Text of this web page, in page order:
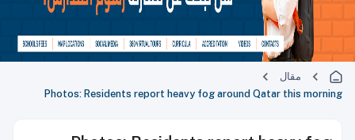
مقال
Photos: Residents report heavy fog around Qatar this morning